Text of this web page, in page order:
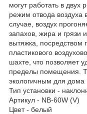
могут работать в
режим отвода воздуха
случае, воздух
запахов, жира и грязи
вытяжка, посредством
пластикового
шахте, что позволяет
пределы помещения.
экологичным для
Тип установки -
Артикул - NB-60W (V)
Цвет - белый